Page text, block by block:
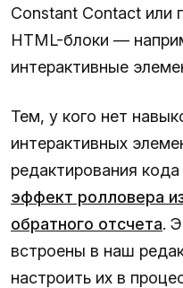
Constant Contact или
HTML-блоки —
интерактивные
Тем, у кого нет
интерактивных
редактирования
эффект ролловера
обратного отсчета.
встроены в наш
настроить их в